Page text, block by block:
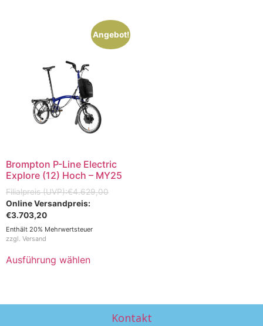
Angebot!
Brompton P-Line Electric
Explore (12) Hoch – MY25
€4.629,00
€3.703,20
Enthält 20% Mehrwertsteuer
zzgl. Versand
Ausführung wählen
Kontakt